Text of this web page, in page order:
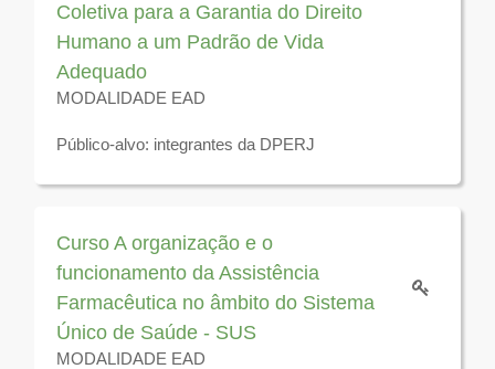
Coletiva para a Garantia do Direito
Humano a um Padrão de Vida
Adequado
MODALIDADE EAD
Público-alvo: integrantes da DPERJ
Disponível para visualização até 31 de dezembro de
Curso A organização e o
funcionamento da Assistência
Farmacêutica no âmbito do Sistema
Único de Saúde - SUS
MODALIDADE EAD